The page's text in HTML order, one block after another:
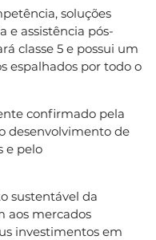
soluções
e assistência pós-
classe 5 e possui um
espalhados por todo o
confirmado pela
desenvolvimento de
e pelo
sustentável da
aos mercados
investimentos em